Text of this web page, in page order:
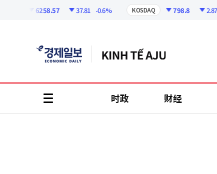
6258.57 37.81 -0.6% KOSDAQ 798.8 2.87 -
时政 财经